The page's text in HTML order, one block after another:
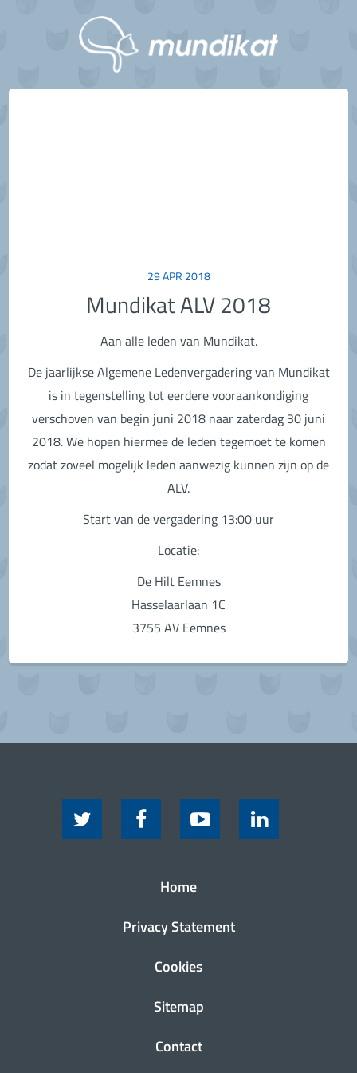
29 APR 2018
Mundikat ALV 2018
Aan alle leden van Mundikat.
De jaarlijkse Algemene Ledenvergadering van Mundikat
is in tegenstelling tot eerdere vooraankondiging
verschoven van begin juni 2018 naar zaterdag 30 juni
2018. We hopen hiermee de leden tegemoet te komen
zodat zoveel mogelijk leden aanwezig kunnen zijn op de
ALV.
Start van de vergadering 13:00 uur
Locatie:
De Hilt Eemnes
Hasselaarlaan 1C
3755 AV Eemnes
Home
Privacy Statement
Cookies
Sitemap
Contact